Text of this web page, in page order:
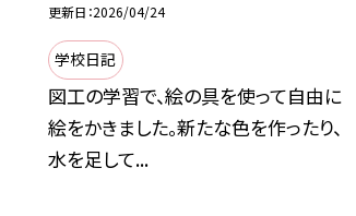
更新日 2026/04/24
学校日記
図工の学習で、絵の具を使って自由に
絵をかきました。新たな色を作ったり、
水を足して...